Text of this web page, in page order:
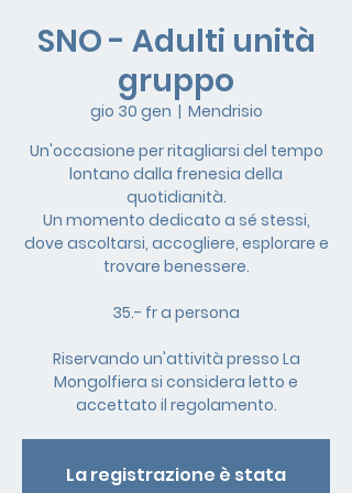
SNO - Adulti unità
gruppo
gio 30 gen
  |
Mendrisio
Un'occasione per ritagliarsi del tempo
lontano dalla frenesia della
quotidianità.
Un momento dedicato a sé stessi,
dove ascoltarsi, accogliere, esplorare e
trovare benessere.
35.- fr a persona
Riservando un'attività presso La
Mongolfiera si considera letto e
accettato il regolamento.
La registrazione è stata